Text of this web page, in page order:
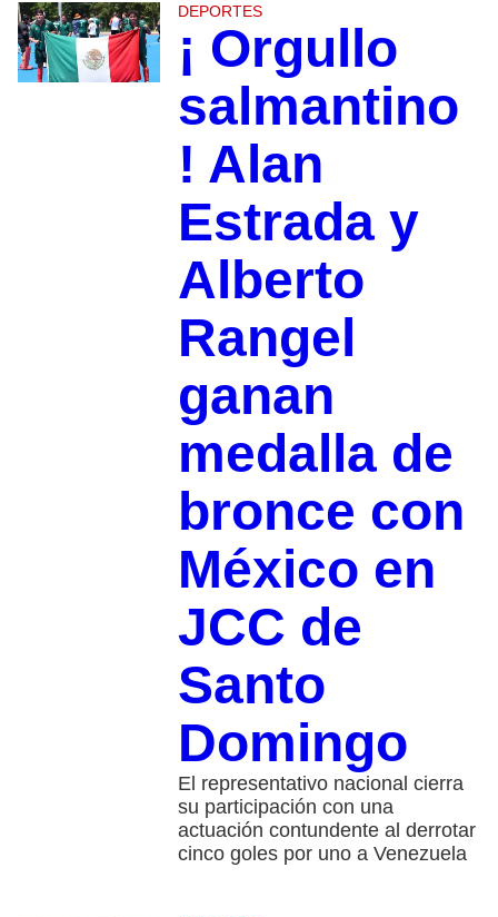
DEPORTES
¡ Orgullo
salmantino
! Alan
Estrada y
Alberto
Rangel
ganan
medalla de
bronce con
México en
JCC de
Santo
Domingo
El representativo nacional cierra
su participación con una
actuación contundente al derrotar
cinco goles por uno a Venezuela